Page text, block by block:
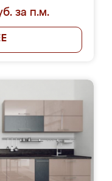
за п.м.